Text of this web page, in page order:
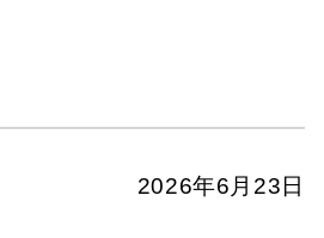
2026年6月23日